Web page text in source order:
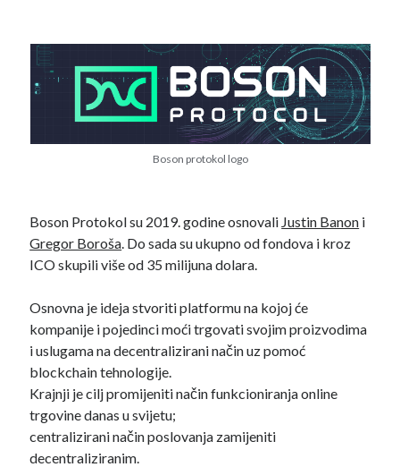
DeFi (28)
Intervju(4)
Novosti(8)
Testirano(35)
Vijesti(16)
BTC /USD
Boson protokol logo
Boson Protokol su 2019. godine osnovali Justin Banon i
Gregor Boroša. Do sada su ukupno od fondova i kroz
ICO skupili više od 35 milijuna dolara.
Osnovna je ideja stvoriti platformu na kojoj će
kompanije i pojedinci moći trgovati svojim proizvodima
i uslugama na decentralizirani način uz pomoć
blockchain tehnologije.
Krajnji je cilj promijeniti način funkcioniranja online
trgovine danas u svijetu;
centralizirani način poslovanja zamijeniti
decentraliziranim.